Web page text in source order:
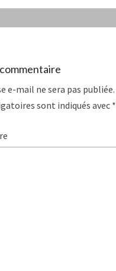
e-mail ne sera pas publiée.
sont indiqués avec *